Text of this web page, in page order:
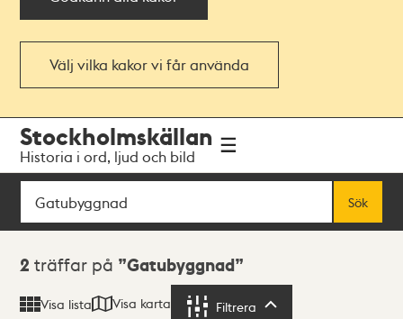
Välj vilka kakor vi får använda
navigationen
huvudinnehållet
Stockholmskällan
Historia i ord, ljud och bild
Sök
Sök
Sökresultat
2 träffar på Gatubyggnad
Visa lista Visa karta Filtrera